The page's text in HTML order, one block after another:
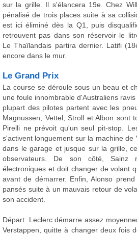
sur la grille. Il s'élancera 19e. Chez
pénalisé de trois places suite à sa
est ici éliminé dès la Q1, puis
retrouvent pas dans son réservoir le
Le Thaïlandais partira dernier. Latifi
encore dans le mur.
Le Grand Prix
La course se déroule sous un beau et
une foule innombrable d'Australiens
plupart des pilotes partent avec les
Magnussen, Vettel, Stroll et Albon sont
Pirelli ne prévoit qu'un seul pit-stop.
s'activent longuement sur la machine de
dans le garage et jusque sur la grille,
observateurs. De son côté, Sainz
électroniques et doit changer de volant
avant de démarrer. Enfin, Alonso
pansés suite à un mauvais retour de
son accident.
Départ: Leclerc démarre assez
Verstappen, quitte à changer deux fois